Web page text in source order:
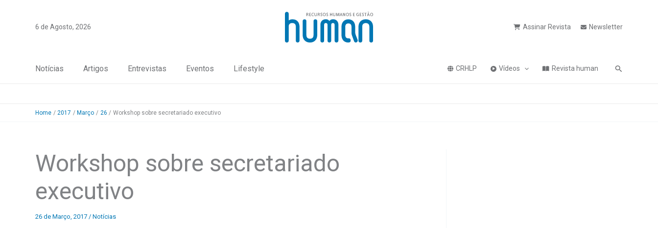
6 de Agosto, 2026 Assinar Revista Newsletter
Notícias Artigos Entrevistas Eventos Lifestyle CRHLP Vídeos Revista human Pesquisa
Home 2017 Março 26 Workshop sobre secretariado executivo
Workshop sobre secretariado
executivo
26 de Março, 2017 / Notícias